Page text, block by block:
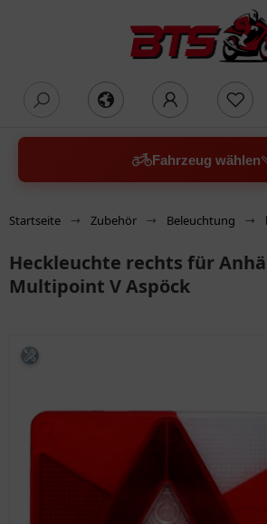
Fahrzeug wählen
Startseite Zubehör Beleuchtung
Heckleuchte rechts für
Multipoint V Aspöck